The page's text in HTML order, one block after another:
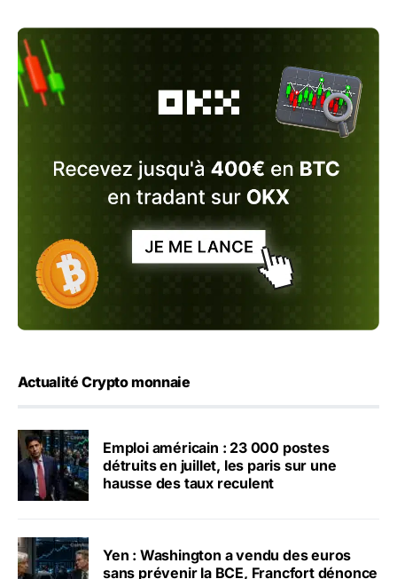
Actualité Crypto monnaie
Emploi américain : 23 000 postes
détruits en juillet, les paris sur une
hausse des taux reculent
Yen : Washington a vendu des euros
sans prévenir la BCE, Francfort dénonce